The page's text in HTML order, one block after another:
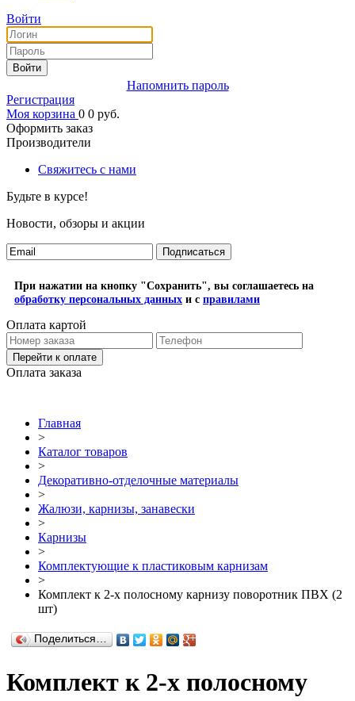
Войти
Войти
Напомнить пароль
Регистрация
Моя корзина 0 0 руб.
Оформить заказ
Производители
Свяжитесь с нами
Будьте в курсе!
Новости, обзоры и акции
Подписаться
При нажатии на кнопку "Сохранить", вы соглашаетесь на
обработку персональных данных и с правилами
Оплата картой
Перейти к оплате
Оплата заказа
Главная
>
Каталог товаров
>
Декоративно-отделочные материалы
>
Жалюзи, карнизы, занавески
>
Карнизы
>
Комплектующие к пластиковым карнизам
>
Комплект к 2-х полосному карнизу поворотник ПВХ (2
шт)
Поделиться…
Комплект к 2-х полосному